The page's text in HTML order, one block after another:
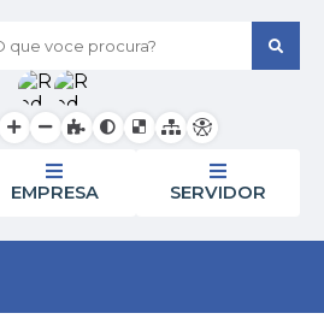
EMPRESA SERVIDOR